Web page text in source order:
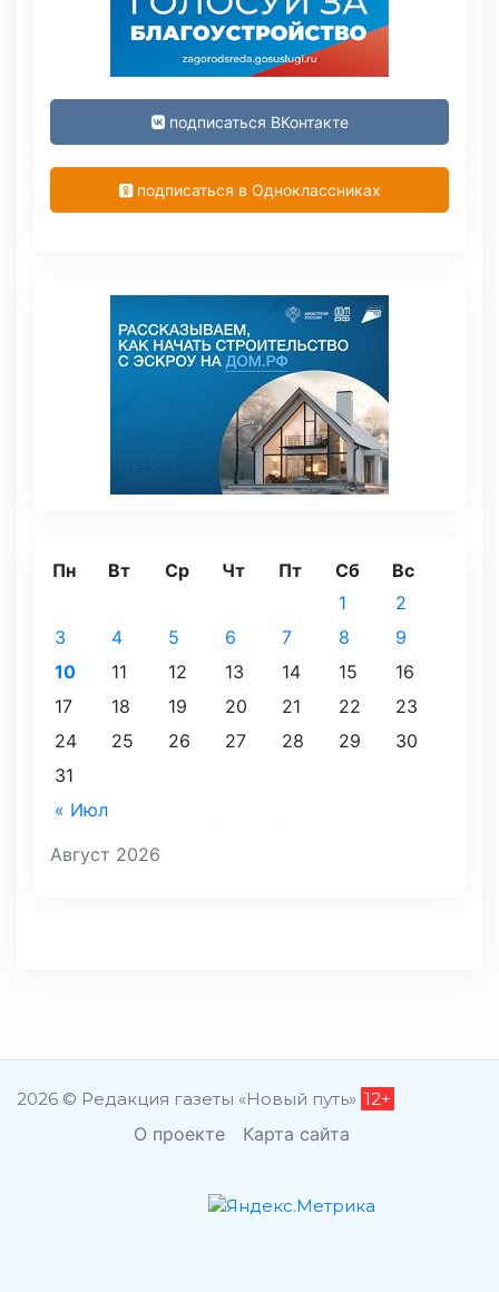
подписаться ВКонтакте
подписаться в Одноклассниках
Август 2026
Пн Вт Ср Чт Пт Сб Вс
« Июл
1
2
3
4 5 6 7 8
9
10
11 12 13 14 15
16
17
18 19 20 21 22
23
24
25 26 27 28 29
30
31
2026 © Редакция газеты «Новый путь» 12+
О проекте Карта сайта